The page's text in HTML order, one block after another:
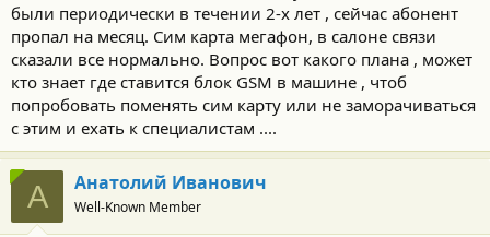
были периодически в течении 2-х лет , сейчас абонент
пропал на месяц. Сим карта мегафон, в салоне связи
сказали все нормально. Вопрос вот какого плана , может
кто знает где ставится блок GSM в машине , чтоб
попробовать поменять сим карту или не заморачиваться
с этим и ехать к специалистам ....
А Анатолий Иванович
Well-Known Member